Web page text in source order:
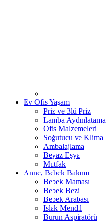
Ev Ofis Yaşam
Priz ve 3lü Priz
Lamba Aydınlatama
Ofis Malzemeleri
Soğutucu ve Klima
Ambalajlama
Beyaz Eşya
Mutfak
Anne, Bebek Bakımı
Bebek Maması
Bebek Bezi
Bebek Arabası
Islak Mendil
Burun Aspiratörü